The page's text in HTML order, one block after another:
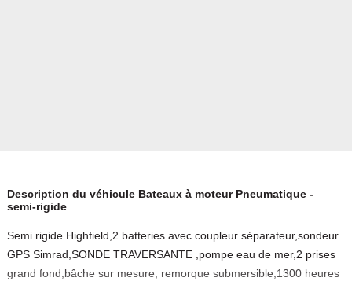
Description du véhicule Bateaux à moteur Pneumatique -
semi-rigide
Semi rigide Highfield,2 batteries avec coupleur séparateur,sondeur
GPS Simrad,SONDE TRAVERSANTE ,pompe eau de mer,2 prises
grand fond,bâche sur mesure, remorque submersible,1300 heures